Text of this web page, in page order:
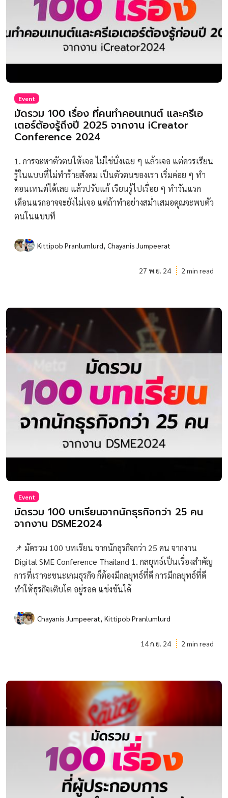
Event
มัดรวม 100 เรื่อง ที่คนทำคอนเทนต์ และครีเอ
เตอร์ต้องรู้ถึงปี 2025 จากงาน iCreator
Conference 2024
1. การจะหาตัวตนให้เจอ ไม่ใช่นั่งเฉย ๆ แล้วเจอ แต่ควรเรียน
รู้ในแบบที่ไม่ทำร้ายสังคม เป็นตัวตนของเรา เริ่มค่อย ๆ ทำ
คอนเทนต์ได้เลย แล้วปรับแก้ เรียนรู้ไปเรื่อย ๆ ทำวันแรก
เดือนแรกอาจจะยังไม่เจอ แต่ถ้าทำอย่างสม่ำเสมอคุณจะพบตัว
ตนในแบบที
Kittipob Pranlumlurd, Chayanis Jumpeerat
27 พ.ย. 24 2 min read
Event
มัดรวม 100 บทเรียนจากนักธุรกิจกว่า 25 คน
จากงาน DSME2024
📌 มัดรวม 100 บทเรียน จากนักธุรกิจกว่า 25 คน จากงาน
Digital SME Conference Thailand 1. กลยุทธ์เป็นเรื่องสำคัญ
การที่เราจะชนะเกมธุรกิจ ก็ต้องมีกลยุทธ์ที่ดี การมีกลยุทธ์ที่ดี
ทำให้ธุรกิจเติบโต อยู่รอด แข่งขันได้
Chayanis Jumpeerat, Kittipob Pranlumlurd
14 ก.ย. 24 2 min read